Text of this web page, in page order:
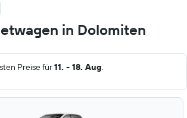
in Dolomiten
Preise für11. - 18. Aug.